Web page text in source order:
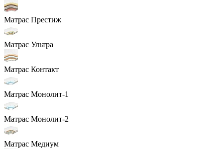
Матрас Престиж
Матрас Ультра
Матрас Контакт
Матрас Монолит-1
Матрас Монолит-2
Матрас Медиум